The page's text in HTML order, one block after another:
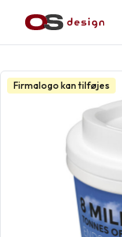
Firmalogo kan tilføjes